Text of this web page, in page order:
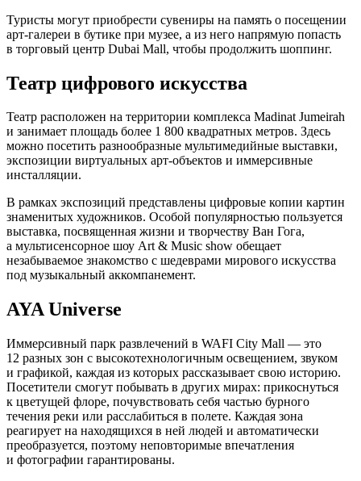
Туристы могут приобрести сувениры на память о посещении
арт-галереи в бутике при музее, а из него напрямую попасть
в торговый центр Dubai Mall, чтобы продолжить шоппинг.
Театр цифрового искусства
Театр расположен на территории комплекса Madinat Jumeirah
и занимает площадь более 1 800 квадратных метров. Здесь
можно посетить разнообразные мультимедийные выставки,
экспозиции виртуальных арт-объектов и иммерсивные
инсталляции.
В рамках экспозиций представлены цифровые копии картин
знаменитых художников. Особой популярностью пользуется
выставка, посвященная жизни и творчеству Ван Гога,
а мультисенсорное шоу Art & Music show обещает
незабываемое знакомство с шедеврами мирового искусства
под музыкальный аккомпанемент.
AYA Universe
Иммерсивный парк развлечений в WAFI City Mall — это
12 разных зон с высокотехнологичным освещением, звуком
и графикой, каждая из которых рассказывает свою историю.
Посетители смогут побывать в других мирах: прикоснуться
к цветущей флоре, почувствовать себя частью бурного
течения реки или расслабиться в полете. Каждая зона
реагирует на находящихся в ней людей и автоматически
преобразуется, поэтому неповторимые впечатления
и фотографии гарантированы.